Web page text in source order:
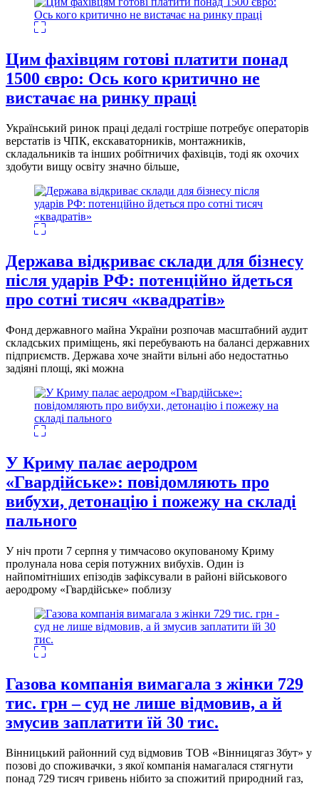
Цим фахівцям готові платити понад
1500 євро: Ось кого критично не
вистачає на ринку праці
Український ринок праці дедалі гостріше потребує операторів
верстатів із ЧПК, екскаваторників, монтажників,
складальників та інших робітничих фахівців, тоді як охочих
здобути вищу освіту значно більше,
Держава відкриває склади для бізнесу
після ударів РФ: потенційно йдеться
про сотні тисяч «квадратів»
Фонд державного майна України розпочав масштабний аудит
складських приміщень, які перебувають на балансі державних
підприємств. Держава хоче знайти вільні або недостатньо
задіяні площі, які можна
У Криму палає аеродром
«Гвардійське»: повідомляють про
вибухи, детонацію і пожежу на складі
пального
У ніч проти 7 серпня у тимчасово окупованому Криму
пролунала нова серія потужних вибухів. Один із
найпомітніших епізодів зафіксували в районі військового
аеродрому «Гвардійське» поблизу
Газова компанія вимагала з жінки 729
тис. грн – суд не лише відмовив, а й
змусив заплатити їй 30 тис.
Вінницький районний суд відмовив ТОВ «Вінницягаз Збут» у
позові до споживачки, з якої компанія намагалася стягнути
понад 729 тисяч гривень нібито за спожитий природний газ,